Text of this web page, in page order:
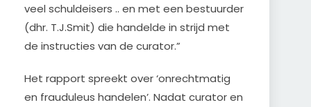
veel schuldeisers .. en met een bestuurder
(dhr. T.J.Smit) die handelde in strijd met
de instructies van de curator.”
Het rapport spreekt over ‘onrechtmatig
en frauduleus handelen’. Nadat curator en